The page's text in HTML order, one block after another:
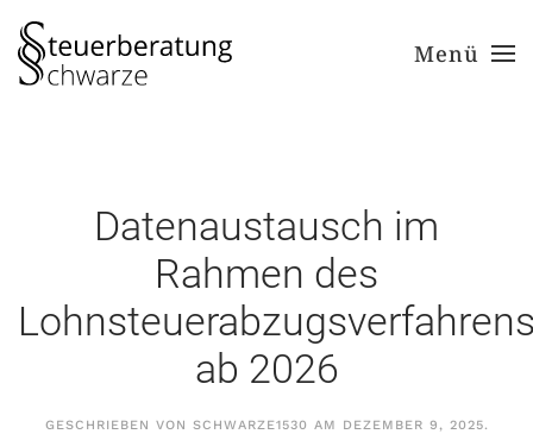
Zum Hauptinhalt springen Menü
Datenaustausch im
Rahmen des
ab 2026
GESCHRIEBEN VON SCHWARZE1530 AM DEZEMBER 9, 2025.